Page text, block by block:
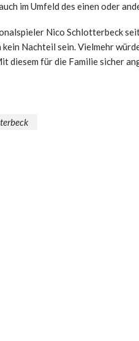
im Umfeld des einen oder
Nico Schlotterbeck
kein Nachteil sein. Vielmehr
diesem für die Familie sicher